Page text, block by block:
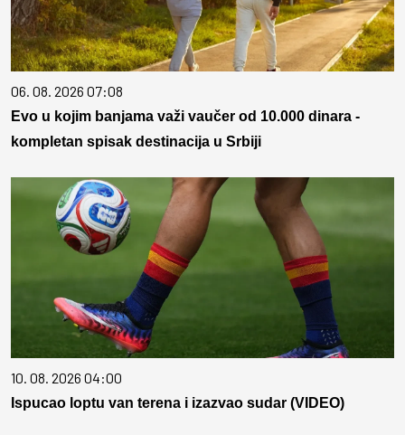
06. 08. 2026 07:08
Evo u kojim banjama važi vaučer od 10.000 dinara -
kompletan spisak destinacija u Srbiji
10. 08. 2026 04:00
Ispucao loptu van terena i izazvao sudar (VIDEO)